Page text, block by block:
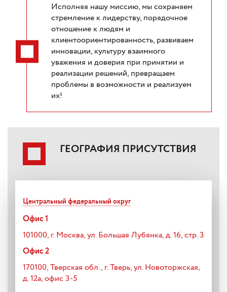
Исполняя нашу миссию, мы сохраняем
стремление к лидерству, порядочное
отношение к людям и
клиентоориентированность, развиваем
инновации, культуру взаимного
уважения и доверия при принятии и
реализации решений, превращаем
проблемы в возможности и реализуем
их!
ГЕОГРАФИЯ ПРИСУТСТВИЯ
Центральный федеральный округ
Офис 1
101000, г. Москва, ул. Большая Лубянка, д. 16, стр. 3
Офис 2
170100, Тверская обл., г. Тверь, ул. Новоторжская,
д. 12а, офис 3-5